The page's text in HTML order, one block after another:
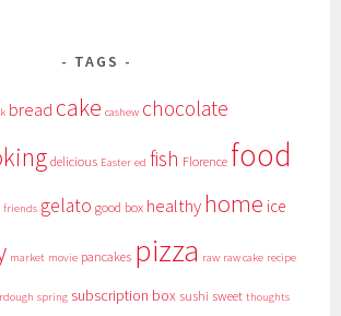
TAGS
bread cake cashew chocolate
delicious Easter ed fish Florence food
friends gelato good box healthyhome ice
market movie pancakes pizza raw raw cake recipe
spring subscription box sushi sweet thoughts